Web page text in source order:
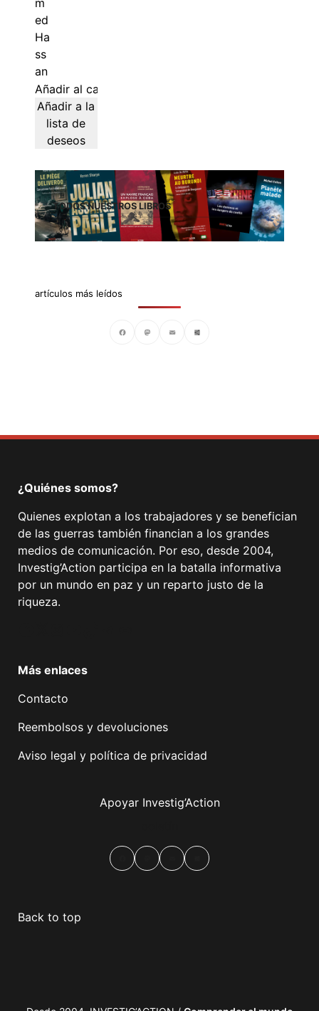
Añadir al carrito
Añadir a la
lista de
deseos
TODOS NUESTROS LIBROS
artículos más leídos
¿Quiénes somos?
Quienes explotan a los trabajadores y se benefician
de las guerras también financian a los grandes
medios de comunicación. Por eso, desde 2004,
Investig’Action participa en la batalla informativa
por un mundo en paz y un reparto justo de la
riqueza.
Más enlaces
Contacto
Reembolsos y devoluciones
Aviso legal y política de privacidad
Apoyar Investig’Action
Back to top